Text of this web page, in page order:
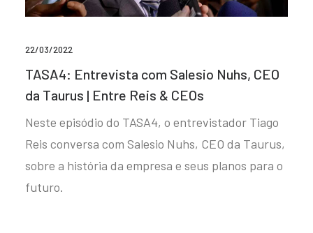
22/03/2022
TASA4: Entrevista com Salesio Nuhs, CEO
da Taurus | Entre Reis & CEOs
Neste episódio do TASA4, o entrevistador Tiago
Reis conversa com Salesio Nuhs, CEO da Taurus,
sobre a história da empresa e seus planos para o
futuro.